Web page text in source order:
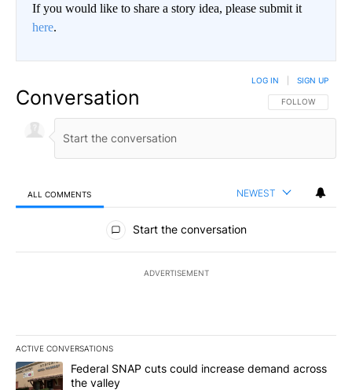
If you would like to share a story idea, please submit it
here.
Conversation FOLLOW THIS
FOLLOW
LOG IN SIGN UP
ALL COMMENTS NEWEST
All Comments
Start the conversation
ADVERTISEMENT
ACTIVE CONVERSATIONS
The following is a list of the most commented articles in the last
A trending article titled "Federal SNAP cuts could increase
Federal SNAP cuts could increase demand across
the valley